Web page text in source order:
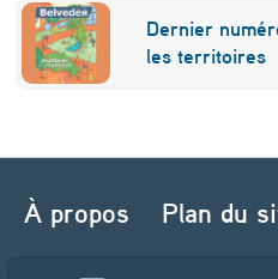
Dernier
les territoires
Navigation de l’article
À propos
Plan du